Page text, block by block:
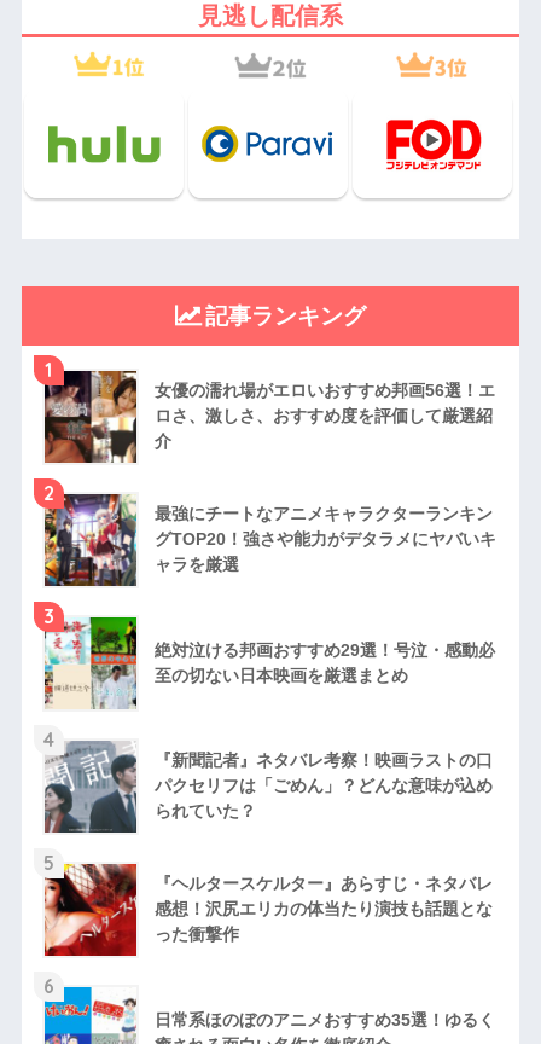
見逃し配信系
記事ランキング
1
女優の濡れ場がエロいおすすめ邦画56選！エ
ロさ、激しさ、おすすめ度を評価して厳選紹
介
2
最強にチートなアニメキャラクターランキン
グTOP20！強さや能力がデタラメにヤバいキ
ャラを厳選
3
絶対泣ける邦画おすすめ29選！号泣・感動必
至の切ない日本映画を厳選まとめ
4
『新聞記者』ネタバレ考察！映画ラストの口
パクセリフは「ごめん」？どんな意味が込め
られていた？
5
『ヘルタースケルター』あらすじ・ネタバレ
感想！沢尻エリカの体当たり演技も話題とな
った衝撃作
6
日常系ほのぼのアニメおすすめ35選！ゆるく